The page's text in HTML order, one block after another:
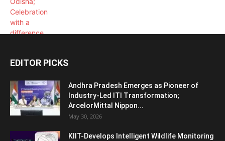
EDITOR PICKS
Andhra Pradesh Emerges as Pioneer of
Industry-Led ITI Transformation;
ArcelorMittal Nippon...
May 30, 2026
KIIT-Develops Intelligent Wildlife Monitoring